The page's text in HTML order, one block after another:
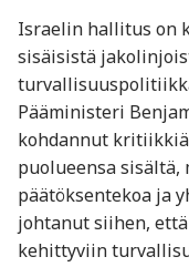
Israelin hallitus on
sisäisistä
Pääministeri
kohdannut
puolueensa
päätöksentekoa ja
johtanut siihen,
kehittyviin